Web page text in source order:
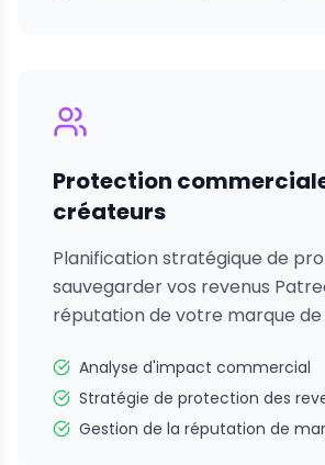
Protection
créateurs
Planification stratégique de
sauvegarder vos revenus
réputation de votre marque
Analyse d'impact commercial
Stratégie de protection des
Gestion de la réputation de